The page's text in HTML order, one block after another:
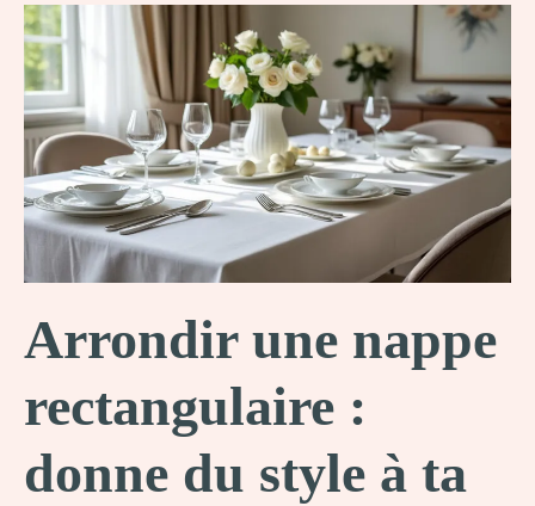
Crée
ton
chef-
d’œuvre
textile
dès
aujourd’hui
!
Arrondir une nappe
rectangulaire :
donne du style à ta